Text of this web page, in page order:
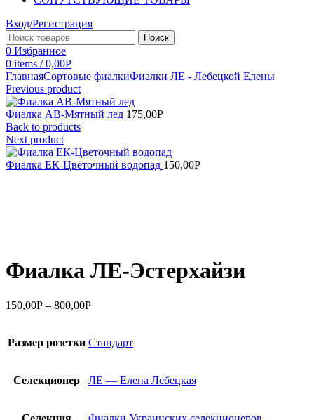
Вход/Регистрация
Поиск
0 Избранное
0 items / 0,00Р
ГлавнаяСортовые фиалкиФиалки ЛЕ - Лебецкой Елены
Previous product
Фиалка АВ-Мятный лед 175,00Р
Back to products
Next product
Фиалка ЕК-Цветочный водопад 150,00Р
Фиалка ЛЕ-Эстерхайзи
150,00Р – 800,00Р
Размер розетки Стандарт
Селекционер ЛЕ — Елена Лебецкая